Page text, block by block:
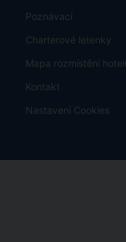
Poznávací
Charterové letenky
Mapa rozmístění
Kontakt
Nastavení Cookies